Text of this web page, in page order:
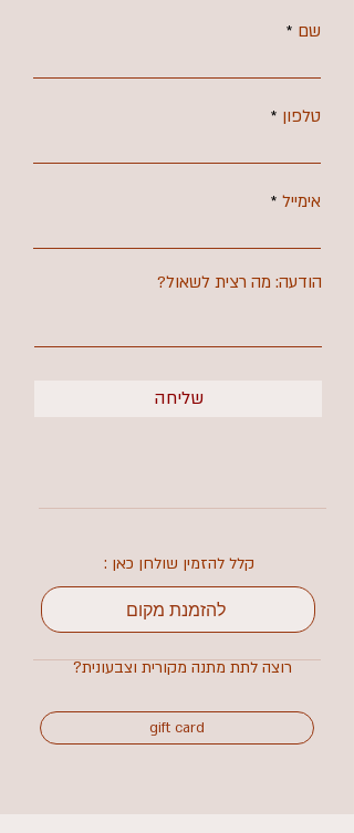
שם
טלפון
אימייל
הודעה: מה רצית לשאול?
שליחה
קלל להזמין שולחן כאן :
להזמנת מקום
רוצה לתת מתנה מקורית וצבעונית?
gift card